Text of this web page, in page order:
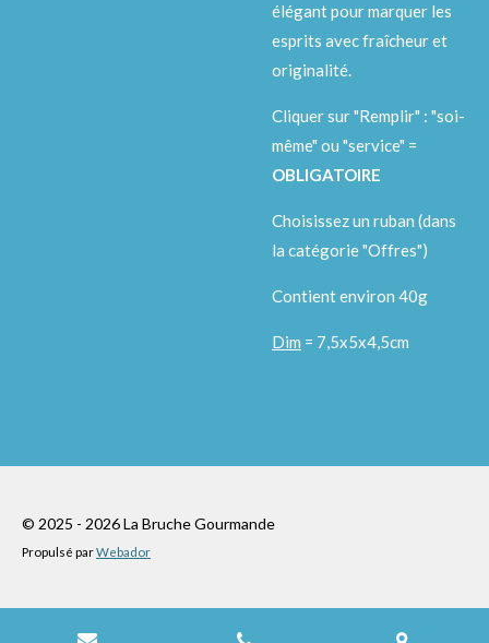
élégant pour marquer les
esprits avec fraîcheur et
originalité.
Cliquer sur "Remplir" : "soi-
même" ou "service" =
OBLIGATOIRE
Choisissez un ruban (dans
la catégorie "Offres")
Contient environ 40g
Dim = 7,5x5x4,5cm
© 2025 - 2026 La Bruche Gourmande
Propulsé parWebador